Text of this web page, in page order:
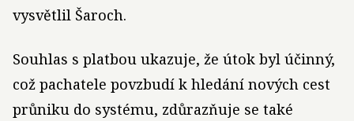
vysvětlil Šaroch.
Souhlas s platbou ukazuje, že útok byl účinný,
což pachatele povzbudí k hledání nových cest
průniku do systému, zdůrazňuje se také